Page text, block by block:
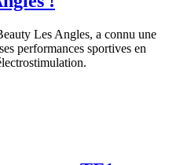
Les Angles, a connu une
performances sportives en